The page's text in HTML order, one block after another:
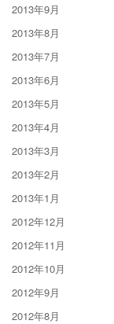
2013年9月
2013年8月
2013年7月
2013年6月
2013年5月
2013年4月
2013年3月
2013年2月
2013年1月
2012年12月
2012年11月
2012年10月
2012年9月
2012年8月